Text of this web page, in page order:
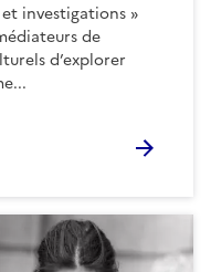
investigations »
de
d’explorer